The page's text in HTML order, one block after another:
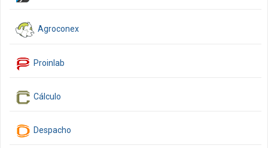
Agroconex
Proinlab
Cálculo
Despacho